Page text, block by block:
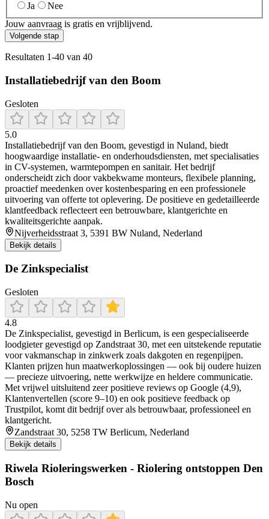
Ja
Nee
Jouw aanvraag is gratis en vrijblijvend.
Volgende stap
Resultaten 1-40 van 40
Installatiebedrijf van den Boom
Gesloten
5.0
Installatiebedrijf van den Boom, gevestigd in Nuland, biedt
hoogwaardige installatie- en onderhoudsdiensten, met specialisaties
in CV-systemen, warmtepompen en sanitair. Het bedrijf
onderscheidt zich door vakbekwame monteurs, flexibele planning,
proactief meedenken over kostenbesparing en een professionele
uitvoering van offerte tot oplevering. De positieve en gedetailleerde
klantfeedback reflecteert een betrouwbare, klantgerichte en
kwaliteitsgerichte aanpak.
Nijverheidsstraat 3, 5391 BW Nuland, Nederland
Bekijk details
De Zinkspecialist
Gesloten
4.8
De Zinkspecialist, gevestigd in Berlicum, is een gespecialiseerde
loodgieter gevestigd op Zandstraat 30, met een uitstekende reputatie
voor vakmanschap in zinkwerk zoals dakgoten en regenpijpen.
Klanten prijzen hun maatwerkoplossingen — ook bij oudere huizen
— precieze uitvoering, nette werkwijze en heldere communicatie.
Met vrijwel uitsluitend zeer positieve reviews op Google (4,9),
Klantenvertellen (score 9–10) en ook positieve feedback op
Trustpilot, komt dit bedrijf over als betrouwbaar, professioneel en
klantgericht.
Zandstraat 30, 5258 TW Berlicum, Nederland
Bekijk details
Riwela Rioleringswerken - Riolering ontstoppen Den
Bosch
Nu open